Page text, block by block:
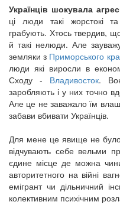
Українців шокувала
ці люди такі жорстокі
грабують. Хтось твердив,
й такі нелюди. Але
земляки з Приморського
люди які виросли в
Сходу - Владивосток.
заробляють і у них точно
Але це не заважало їм
забави вбивати Українців.
Для мене це явище не
відчувають себе вельми
єдине місце де можна
авторитетного на війні
емігрант чи дільничний
колективним психічним